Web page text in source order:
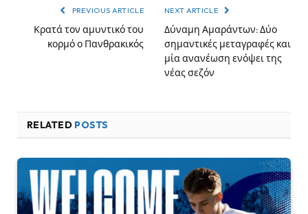
PREVIOUS ARTICLE
Κρατά τον αμυντικό του
κορμό ο Πανθρακικός
NEXT ARTICLE
Δύναμη Αμαράντων: Δύο
σημαντικές μεταγραφές και
μία ανανέωση ενόψει της
νέας σεζόν
RELATED POSTS